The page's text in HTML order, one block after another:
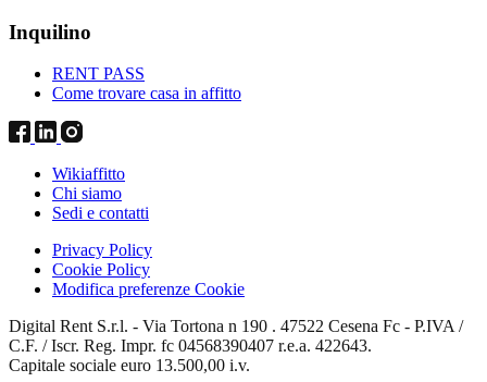
Inquilino
RENT PASS
Come trovare casa in affitto
Wikiaffitto
Chi siamo
Sedi e contatti
Privacy Policy
Cookie Policy
Modifica preferenze Cookie
Digital Rent S.r.l. - Via Tortona n 190 . 47522 Cesena Fc - P.IVA /
C.F. / Iscr. Reg. Impr. fc 04568390407 r.e.a. 422643.
Capitale sociale euro 13.500,00 i.v.